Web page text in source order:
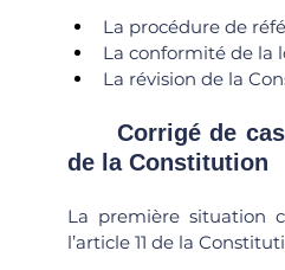
La procédure de
La conformité de la
La révision de la
de la Constitution
La première situation
l’article 11 de la